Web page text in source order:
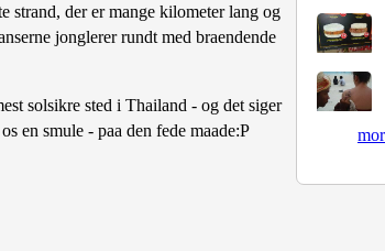
strand, der er mange kilometer lang og
jonglerer rundt med braendende
solsikre sted i Thailand - og det siger
en smule - paa den fede maade:P